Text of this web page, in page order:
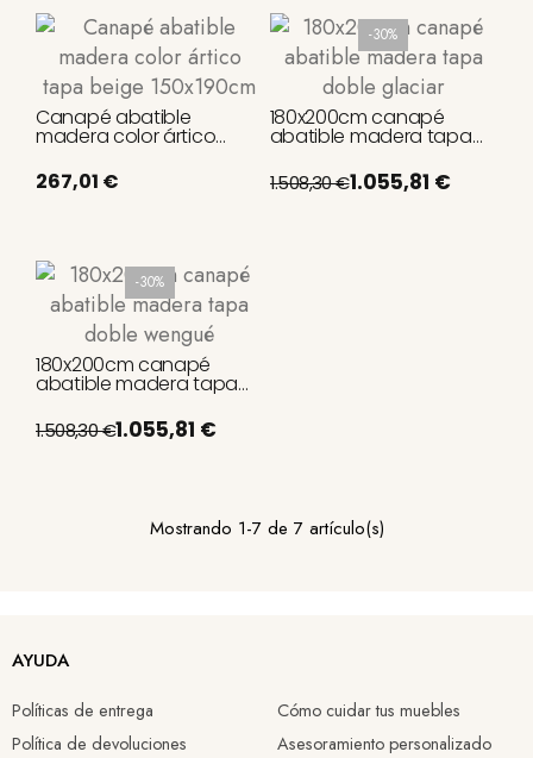
Canapé abatible
madera color ártico
267,01 €
-30%
180x200cm canapé
abatible madera tapa
1.508,30 €1.055,81 €
-30%
180x200cm canapé
abatible madera tapa
1.508,30 €1.055,81 €
Mostrando 1-7 de 7 artículo(s)
AYUDA
Políticas de entrega
Política de devoluciones
Cómo cuidar tus muebles
Asesoramiento personalizado